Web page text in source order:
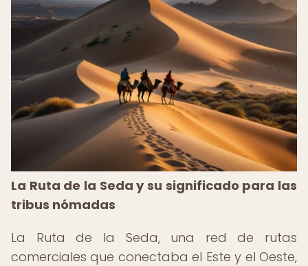
La Ruta de la Seda y su significado para las
tribus nómadas
La Ruta de la Seda, una red de rutas
comerciales que conectaba el Este y el Oeste,